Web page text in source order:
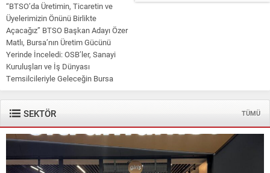
“BTSO’da Üretimin, Ticaretin ve
Üyelerimizin Önünü Birlikte
Açacağız” BTSO Başkan Adayı Özer
Matlı, Bursa’nın Üretim Gücünü
Yerinde İnceledi: OSB’ler, Sanayi
Kuruluşları ve İş Dünyası
Temsilcileriyle Geleceğin Bursa
Ekonomisi Masaya Yatırıldı Bursa
Ticaret ve Sanayi Odası (BTSO)
Başkan Adayı Özer Matlı,...
SEKTÖR TÜMÜ